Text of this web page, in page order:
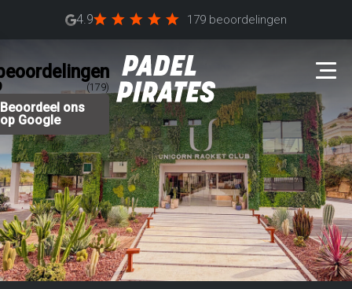
(179)
Beoordeel ons
op Google
4.9 179 beoordelingen